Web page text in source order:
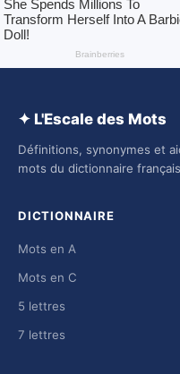
✦ L'Escale des Mots
Définitions, synonymes et
mots du dictionnaire
DICTIONNAIRE
Mots en A
Mots en C
5 lettres
7 lettres